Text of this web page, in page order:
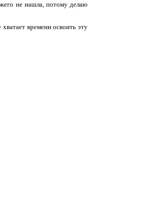
не нашла, потому делаю
времени освоить эту